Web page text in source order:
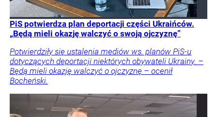
PiS potwierdza plan deportacji części Ukraińców.
„Będą mieli okazję walczyć o swoją ojczyznę”
Potwierdziły się ustalenia mediów ws. planów PiS-u
dotyczących deportacji niektórych obywateli Ukrainy. –
Będą mieli okazję walczyć o ojczyznę – ocenił
Bocheński.